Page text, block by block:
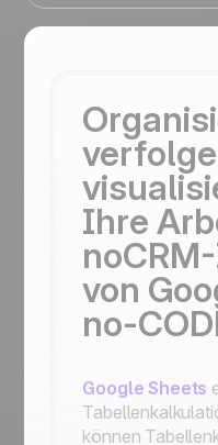
Ihre
von
no-
Google Sheets
können